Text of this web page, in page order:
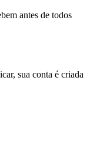
antes de todos
sua conta é criada